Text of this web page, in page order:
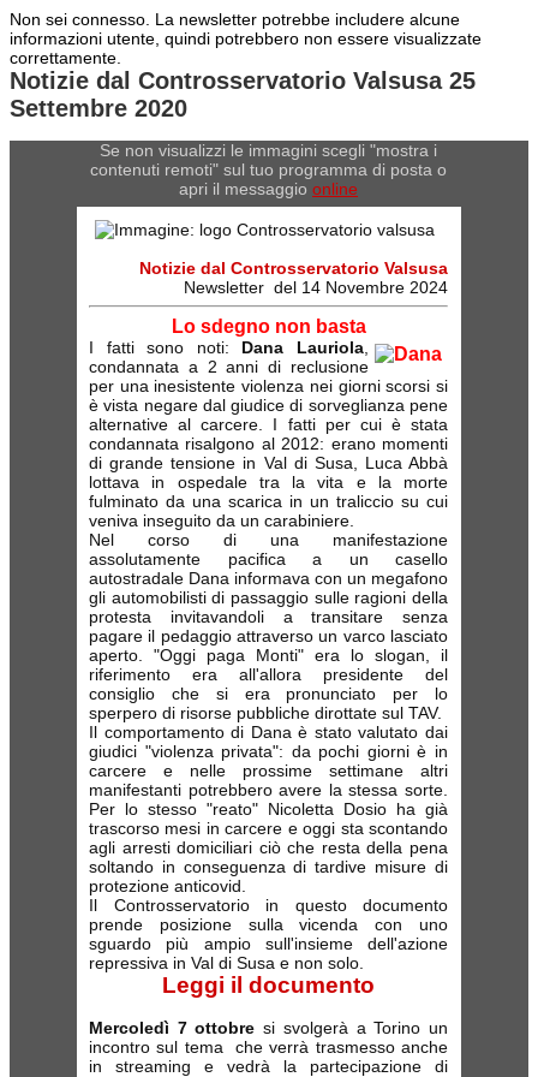
Non sei connesso. La newsletter potrebbe includere alcune
informazioni utente, quindi potrebbero non essere visualizzate
correttamente.
Notizie dal Controsservatorio Valsusa 25
Settembre 2020
Se non visualizzi le immagini scegli "mostra i
contenuti remoti" sul tuo programma di posta o
apri il messaggio online
Notizie dal Controsservatorio Valsusa
Newsletter del 14 Novembre 2024
Lo sdegno non basta
I fatti sono noti: Dana Lauriola
condannata a 2 anni di reclusione
per una inesistente violenza nei giorni scorsi si
è vista negare dal giudice di sorveglianza pene
alternative al carcere. I fatti per cui è stata
condannata risalgono al 2012: erano momenti
di grande tensione in Val di Susa, Luca Abbà
lottava in ospedale tra la vita e la morte
fulminato da una scarica in un traliccio su cui
veniva inseguito da un carabiniere.
Nel corso di una manifestazione
assolutamente pacifica a un casello
autostradale Dana informava con un megafono
gli automobilisti di passaggio sulle ragioni della
protesta invitavandoli a transitare senza
pagare il pedaggio attraverso un varco lasciato
aperto. "Oggi paga Monti" era lo slogan, il
riferimento era all'allora presidente del
consiglio che si era pronunciato per lo
sperpero di risorse pubbliche dirottate sul TAV.
Il comportamento di Dana è stato valutato dai
giudici "violenza privata": da pochi giorni è in
carcere e nelle prossime settimane altri
manifestanti potrebbero avere la stessa sorte.
Per lo stesso "reato" Nicoletta Dosio ha già
trascorso mesi in carcere e oggi sta scontando
agli arresti domiciliari ciò che resta della pena
soltando in conseguenza di tardive misure di
protezione anticovid.
Il Controsservatorio in questo documento
prende posizione sulla vicenda con uno
sguardo più ampio sull'insieme dell'azione
repressiva in Val di Susa e non solo.
Leggi il documento
Mercoledì 7 ottobre si svolgerà a Torino un
incontro sul tema che verrà trasmesso anche
in streaming e vedrà la partecipazione di